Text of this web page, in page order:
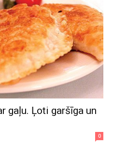
gaļu. Ļoti garšīga un
0